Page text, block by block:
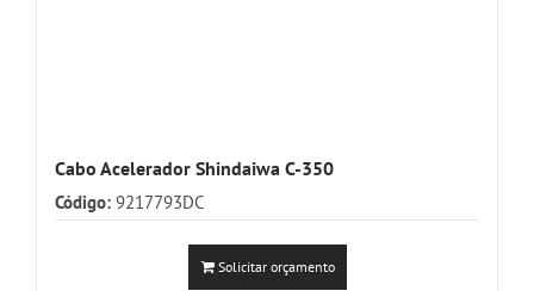
Cabo Acelerador Shindaiwa C-350
Código: 9217793DC
Solicitar orçamento